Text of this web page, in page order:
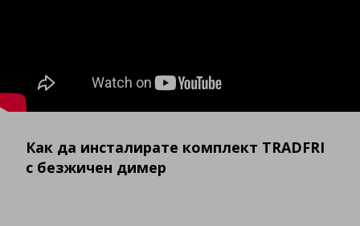
Как да инсталирате комплект TRADFRI
с безжичен димер